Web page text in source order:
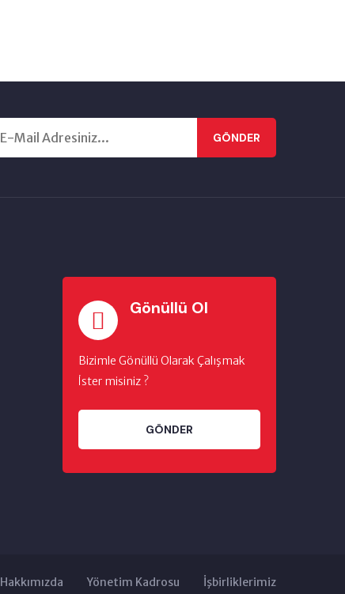
GÖNDER
Gönüllü Ol
Bizimle Gönüllü Olarak Çalışmak
İster misiniz ?
GÖNDER
Hakkımızda Yönetim Kadrosu İşbirliklerimiz